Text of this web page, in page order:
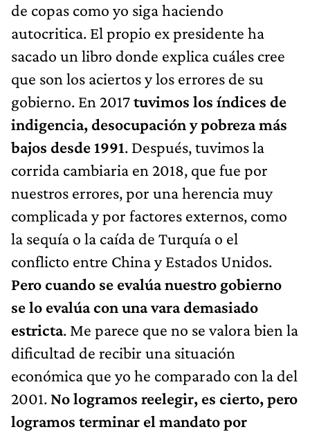
de copas como yo siga haciendo
autocritica. El propio ex presidente ha
sacado un libro donde explica cuáles cree
que son los aciertos y los errores de su
gobierno. En 2017tuvimos los índices de
indigencia, desocupación y pobreza más
bajos desde 1991. Después, tuvimos la
corrida cambiaria en 2018, que fue por
nuestros errores, por una herencia muy
complicada y por factores externos, como
la sequía o la caída de Turquía o el
conflicto entre China y Estados Unidos.
Pero cuando se evalúa nuestro gobierno
se lo evalúa con una vara demasiado
estricta. Me parece que no se valora bien la
dificultad de recibir una situación
económica que yo he comparado con la del
2001. No logramos reelegir, es cierto, pero
logramos terminar el mandato por